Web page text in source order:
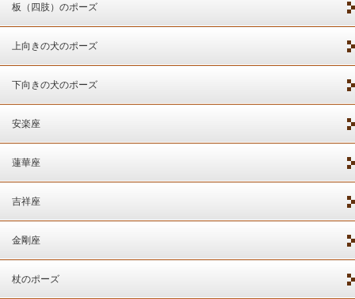
板（四肢）のポーズ
上向きの犬のポーズ
下向きの犬のポーズ
安楽座
蓮華座
吉祥座
金剛座
杖のポーズ